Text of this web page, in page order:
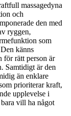
massagedyna
och
den med
ryggen,
som
känns
för rätt person är
Samtidigt är den
än enklare
prioriterar kraft,
upplevelse i
vill ha något